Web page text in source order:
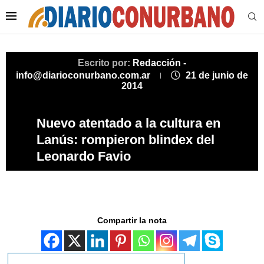
Escrito por: Redacción -
info@diarioconurbano.com.ar
21 de junio de
2014
Nuevo atentado a la cultura en
Lanús: rompieron blindex del
Leonardo Favio
Compartir la nota